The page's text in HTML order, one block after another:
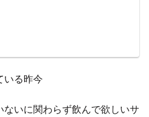
いる昨今
ないに関わらず飲んで欲しいサ